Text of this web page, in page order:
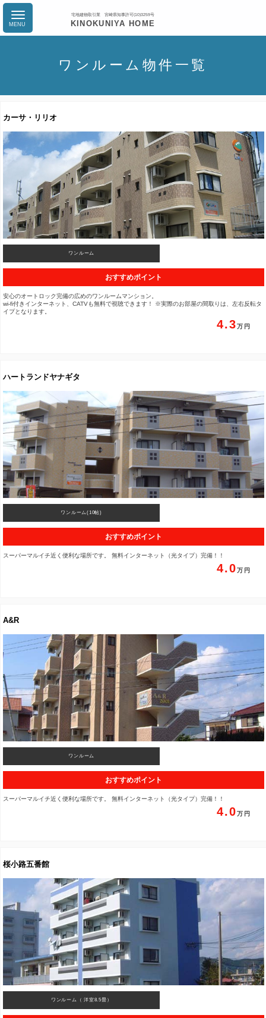
KINOKUNIYA HOME
宅地建物取引業 宮崎県知事許可(10)3259号
ワンルーム物件一覧
カーサ・リリオ
ワンルーム
おすすめポイント
安心のオートロック完備の広めのワンルームマンション。
wi-fi付きインターネット、CATVも無料で視聴できます！ ※実際のお部屋の間取りは、左右反転タ
イプとなります。
4.3
ハートランドヤナギタ
ワンルーム(10帖)
おすすめポイント
スーパーマルイチ近く便利な場所です。 無料インターネット（光タイプ）完備！！
4.0
A&R
ワンルーム
おすすめポイント
スーパーマルイチ近く便利な場所です。 無料インターネット（光タイプ）完備！！
4.0
桜小路五番館
ワンルーム（ 洋室8.5畳）